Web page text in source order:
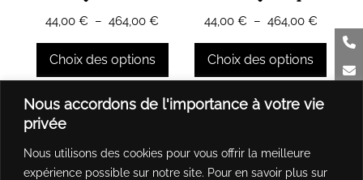
Nous accordons de l'importance à votre vie
privée
Nous utilisons des cookies pour vous offrir la meilleure
expérience possible sur notre site. Pour en savoir plus sur
sur
page
produit
page
produit
44,00€ – 464,00€
464,00 €
Choix des options
Ce
produit
plusieurs
44,00 € – 464,00 €Plage
44,00 €
464,00
Choix des options
Ce
plusieurs